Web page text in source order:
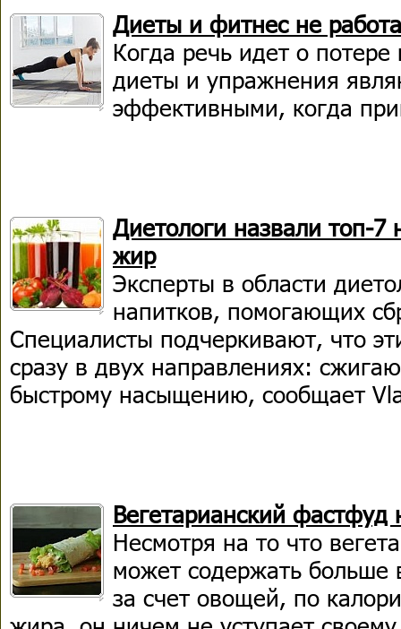
Диеты и фитнес не
Когда речь идет о
диеты и упражнения
эффективными, когда
Диетологи назвали топ-
жир
Эксперты в области
напитков, помогающих
Специалисты подчеркивают, что
сразу в двух направлениях:
быстрому насыщению, сообщает
Вегетарианский фастфуд
Несмотря на то что
может содержать больше
за счет овощей, по